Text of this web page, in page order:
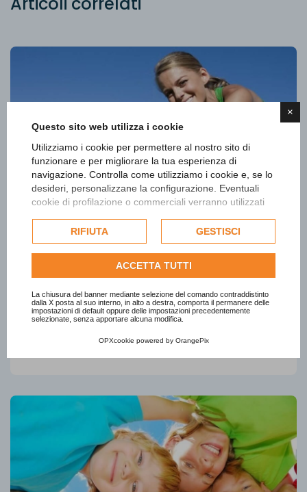
×
Questo sito web utilizza i cookie
Utilizziamo i cookie per permettere al nostro sito di
funzionare e per migliorare la tua esperienza di
navigazione. Controlla come utilizziamo i cookie e, se lo
desideri, personalizzane la configurazione. Eventuali
cookie di profilazione o commerciali verranno utilizzati
dell'utente e, se consentito, potrebbero essere utilizzati
per personalizzare gli annunci pubblicitari. Per ulteriori
informazioni su come Google utilizza i dati raccolti,
politica sulla privacy di Google
Consulta l'informativa cookie completa.
RIFIUTA GESTISCI
ACCETTA TUTTI
La chiusura del banner mediante selezione del comando contraddistinto
dalla X posta al suo interno, in alto a destra, comporta il permanere delle
impostazioni di default oppure delle impostazioni precedentemente
selezionate, senza apportare alcuna modifica.
OPXcookie powered by OrangePix
01 Giugno 2016
Esercizio Fisico Adattato, preventivo e
terapeutico